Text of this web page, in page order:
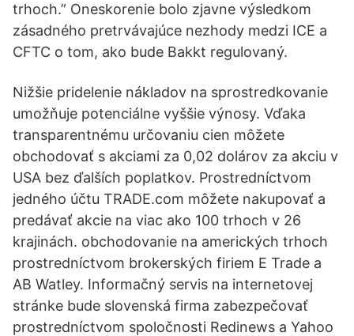
trhoch.” Oneskorenie bolo zjavne výsledkom
zásadného pretrvávajúce nezhody medzi ICE a
CFTC o tom, ako bude Bakkt regulovaný.
Nižšie pridelenie nákladov na sprostredkovanie
umožňuje potenciálne vyššie výnosy. Vďaka
transparentnému určovaniu cien môžete
obchodovať s akciami za 0,02 dolárov za akciu v
USA bez ďalších poplatkov. Prostredníctvom
jedného účtu TRADE.com môžete nakupovať a
predávať akcie na viac ako 100 trhoch v 26
krajinách. obchodovanie na amerických trhoch
prostredníctvom brokerských firiem E Trade a
AB Watley. Informačný servis na internetovej
stránke bude slovenská firma zabezpečovať
prostredníctvom spoločnosti Redinews a Yahoo